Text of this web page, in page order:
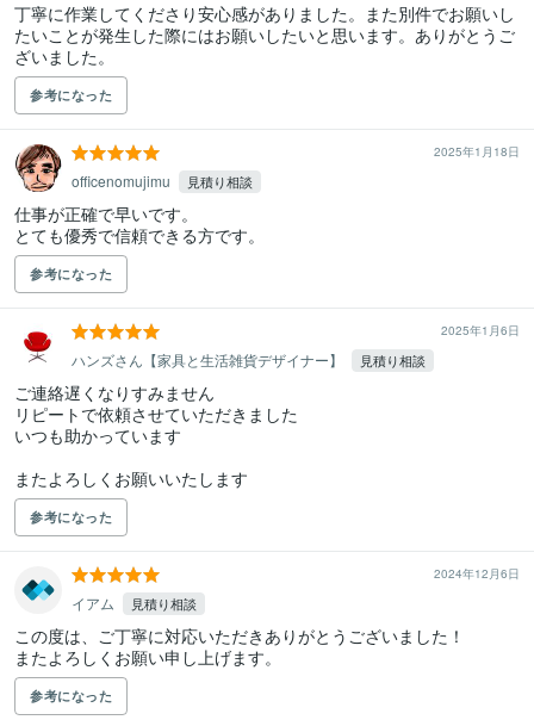
丁寧に作業してくださり安心感がありました。また別件でお願いし
たいことが発生した際にはお願いしたいと思います。ありがとうご
ざいました。
参考になった
2025年1月18日
officenomujimu 見積り相談
仕事が正確で早いです。
とても優秀で信頼できる方です。
参考になった
2025年1月6日
ハンズさん【家具と生活雑貨デザイナー】 見積り相談
ご連絡遅くなりすみません
リピートで依頼させていただきました
いつも助かっています
またよろしくお願いいたします
参考になった
2024年12月6日
イアム 見積り相談
この度は、ご丁寧に対応いただきありがとうございました！
またよろしくお願い申し上げます。
参考になった